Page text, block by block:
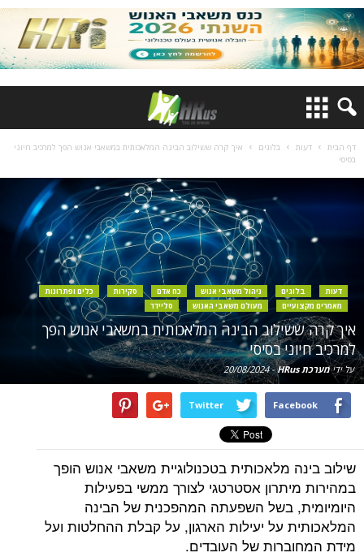
דף הבית דעות בלוגים
איך קרה ששילוב הבינה המלאכותית במשאבי אנוש הפך למרכיב חיוני
בסיסי
דעות בלוגים ניהול משאבי אנוש כח אדם סקירות
כלים ופתרונות
מאמרים מקצועיים
מעולם משאבי האנוש סליידר
איך קרה ששילוב הבינה המלאכותית במשאבי אנוש הפך
למרכיב חיוני בסיסי
על ידימערכת HRus -
20/08/2024
Facebook
Twitter
שילוב בינה מלאכותית בטכנולוגיית משאבי אנוש הופך
במהירות מיתרון אסטרטגי לצורך ממשי בפעילות
היומיומית, בשל השפעתה המהפכנית של הבינה
המלאכותית על יעילות הארגון, על קבלת ההחלטות ועל
מידת המחוברות של העובדים.